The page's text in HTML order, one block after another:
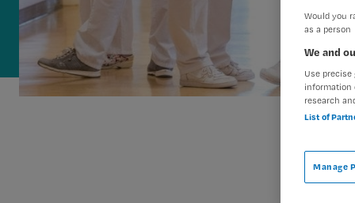
Would you
as a person
We and
Use
information
research
List of
Manage